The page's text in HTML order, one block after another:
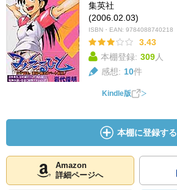
集英社
(2006.02.03)
ISBN・EAN: 9784088740218
3.43
本棚登録: 309人
感想: 10件
Kindle版
本棚に登録する
Amazon
詳細ページへ